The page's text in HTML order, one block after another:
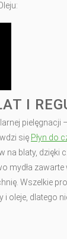
I
pielęgnacji
się Płyn do
na blaty,
mydła
Wszelkie
oleje, dlatego